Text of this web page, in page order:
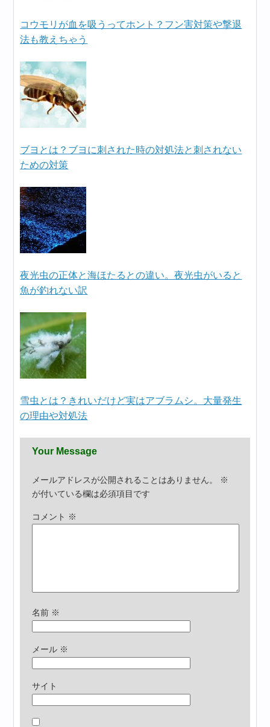
コウモリが血を吸うってホント？フン害対策や撃退
法も教えちゃう
ブヨとは？ブヨに刺された時の対処法と刺されない
ための対策
夜光虫の正体と海ほたるとの違い。夜光虫がいると
魚が釣れない訳
雪虫とは？きれいだけど実はアブラムシ。大量発生
の理由や対処法
Your Message
メールアドレスが公開されることはありません。
※
が付いている欄は必須項目です
コメント ※
名前 ※
メール ※
サイト